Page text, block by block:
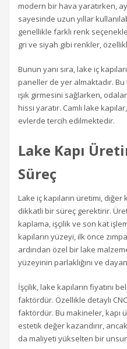
modern bir hava yaratırken,
sayesinde uzun yıllar
genellikle farklı renk
gri ve siyah gibi renkler,
Bunun yanı sıra, lake iç
paneller de yer almaktadır.
ışık girmesini sağlarken,
hissi yaratır. Camlı lake
evlerde tercih edilmektedir.
Lake Kapı
Süreç
Lake iç kapıların üretimi,
dikkatli bir süreç gerektirir.
kaplama, işçilik ve son kat
kapıların yüzeyi, ilk önce
ardından özel bir lake
yüzeyinin parlaklığını ve
İşçilik, lake kapıların fiyatını
faktördür. Özellikle detaylı
faktördür. Bu makineler, kapı
estetik değer kazandırır,
da maliyeti yükselten bir